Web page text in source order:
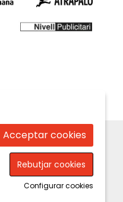
Acceptar cookies
Rebutjar cookies
Configurar cookies